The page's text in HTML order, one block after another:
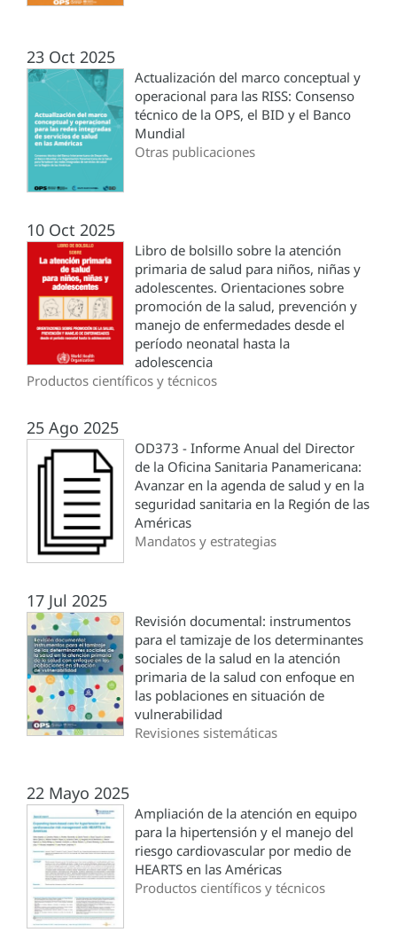
23 Oct 2025
Actualización del marco conceptual y
operacional para las RISS: Consenso
técnico de la OPS, el BID y el Banco
Mundial
Otras publicaciones
10 Oct 2025
Libro de bolsillo sobre la atención
primaria de salud para niños, niñas y
adolescentes. Orientaciones sobre
promoción de la salud, prevención y
manejo de enfermedades desde el
período neonatal hasta la
adolescencia
Productos científicos y técnicos
25 Ago 2025
OD373 - Informe Anual del Director
de la Oficina Sanitaria Panamericana:
Avanzar en la agenda de salud y en la
seguridad sanitaria en la Región de las
Américas
Mandatos y estrategias
17 Jul 2025
Revisión documental: instrumentos
para el tamizaje de los determinantes
sociales de la salud en la atención
primaria de la salud con enfoque en
las poblaciones en situación de
vulnerabilidad
Revisiones sistemáticas
22 Mayo 2025
Ampliación de la atención en equipo
para la hipertensión y el manejo del
riesgo cardiovascular por medio de
HEARTS en las Américas
Productos científicos y técnicos